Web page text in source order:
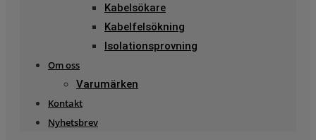
Kabelsökare
Kabelfelsökning
Isolationsprovning
Om oss
Varumärken
Kontakt
Nyhetsbrev